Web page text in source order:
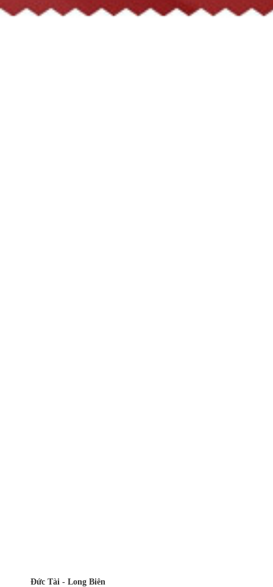
Đức Tài - Long Biên